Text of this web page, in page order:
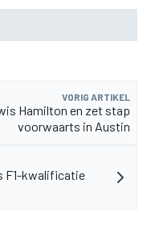
VORIG ARTIKEL
Hamilton en zet stap
voorwaarts in Austin
F1-kwalificatie